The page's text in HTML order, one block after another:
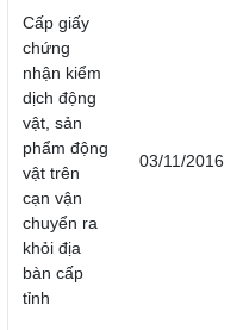
Cấp giấy
chứng
nhận kiểm
dịch động
vật, sản
phẩm động
vật trên
cạn vận
chuyển ra
khỏi địa
bàn cấp
tỉnh
03/11/2016